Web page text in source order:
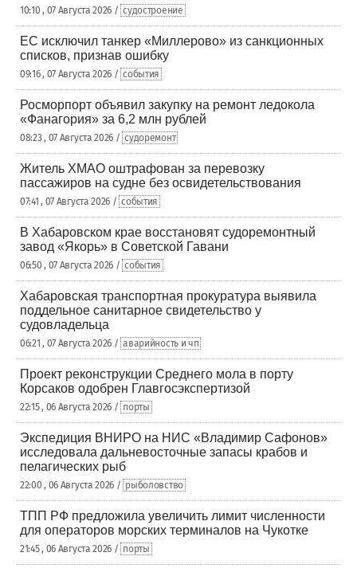
10:10 , 07 Августа 2026 / судостроение
ЕС исключил танкер «Миллерово» из санкционных
списков, признав ошибку
09:16 , 07 Августа 2026 / события
Росморпорт объявил закупку на ремонт ледокола
«Фанагория» за 6,2 млн рублей
08:23 , 07 Августа 2026 / судоремонт
Житель ХМАО оштрафован за перевозку
пассажиров на судне без освидетельствования
07:41 , 07 Августа 2026 / события
В Хабаровском крае восстановят судоремонтный
завод «Якорь» в Советской Гавани
06:50 , 07 Августа 2026 / события
Хабаровская транспортная прокуратура выявила
поддельное санитарное свидетельство у
судовладельца
06:21 , 07 Августа 2026 / аварийность и чп
Проект реконструкции Среднего мола в порту
Корсаков одобрен Главгосэкспертизой
22:15 , 06 Августа 2026 / порты
Экспедиция ВНИРО на НИС «Владимир Сафонов»
исследовала дальневосточные запасы крабов и
пелагических рыб
22:00 , 06 Августа 2026 / рыболовство
ТПП РФ предложила увеличить лимит численности
для операторов морских терминалов на Чукотке
21:45 , 06 Августа 2026 / порты